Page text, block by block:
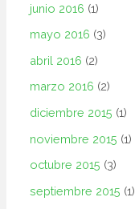
junio 2016 (1)
mayo 2016 (3)
abril 2016 (2)
marzo 2016 (2)
diciembre 2015 (1)
noviembre 2015 (1)
octubre 2015 (3)
septiembre 2015 (1)